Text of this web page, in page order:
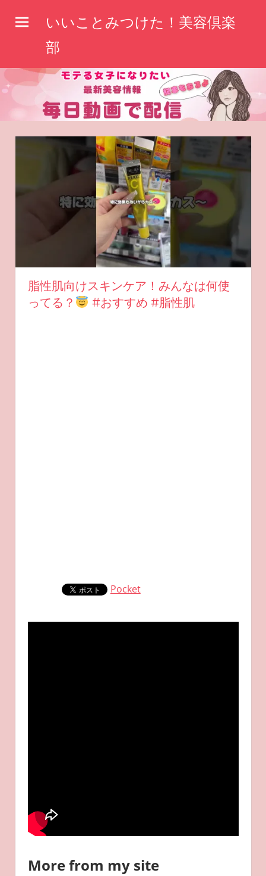
へ
いいことみつけた！美容倶楽
部
脂性肌向けスキンケア！みんなは何使
ってる？
#おすすめ #脂性肌
Pocket
More from my site